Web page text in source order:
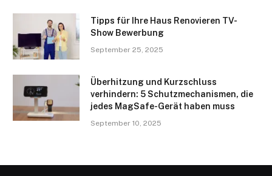
Tipps für Ihre Haus Renovieren TV-
Show Bewerbung
September 25, 2025
Überhitzung und Kurzschluss
verhindern: 5 Schutzmechanismen, die
jedes MagSafe-Gerät haben muss
September 10, 2025